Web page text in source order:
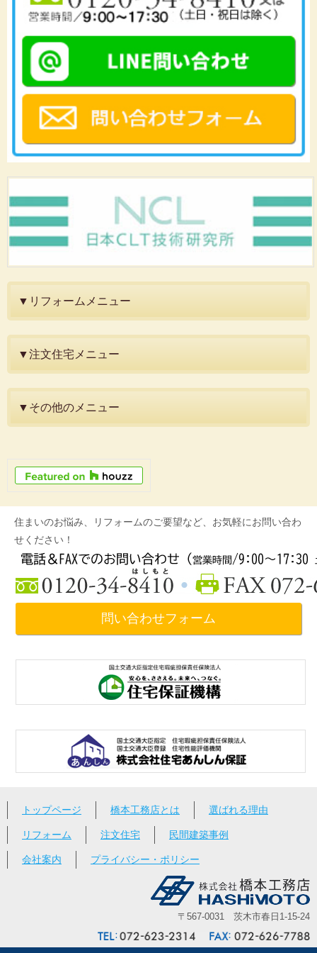
▼リフォームメニュー
▼注文住宅メニュー
▼その他のメニュー
住まいのお悩み、リフォームのご要望など、お気軽にお問い合わ
せください！
問い合わせフォーム
トップページ 橋本工務店とは 選ばれる理由
リフォーム 注文住宅 民間建築事例
会社案内 プライバシー・ポリシー
〒567-0031 茨木市春日1-15-24